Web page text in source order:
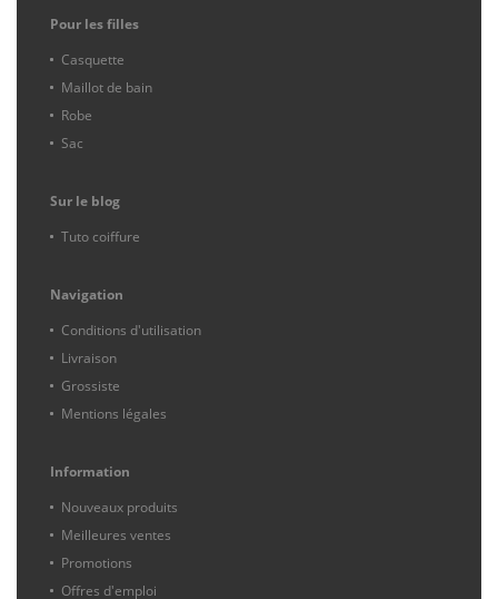
Pour les filles
Casquette
Maillot de bain
Robe
Sac
Sur le blog
Tuto coiffure
Navigation
Conditions d'utilisation
Livraison
Grossiste
Mentions légales
Information
Nouveaux produits
Meilleures ventes
Promotions
Offres d'emploi